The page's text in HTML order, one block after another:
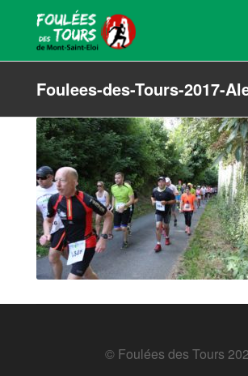
Foulees-des-Tours-2017-
© Foulées des Tours